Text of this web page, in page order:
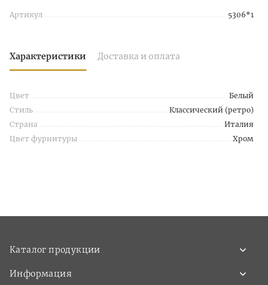
Артикул 5306*1
Характеристики Доставка и оплата
Цвет
Белый
Стиль
Классический (ретро)
Страна
Италия
Цвет фурнитуры
Хром
Каталог продукции
Информация